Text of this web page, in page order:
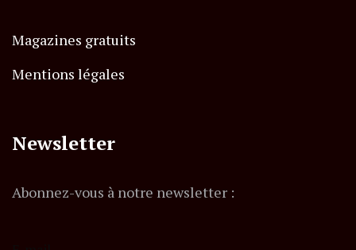
Magazines gratuits
Mentions légales
Newsletter
Abonnez-vous à notre newsletter :